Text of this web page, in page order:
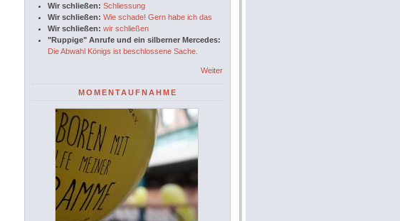
Wir schließen: Schliessung
Wir schließen: Wie schade! Gern habe ich das
Wir schließen: wir schließen
"Ruppige" Anrufe und ein silberner Mercedes:
Die Abwahl Königs ist beschlossene Sache.
Weiter
MOMENTAUFNAHME